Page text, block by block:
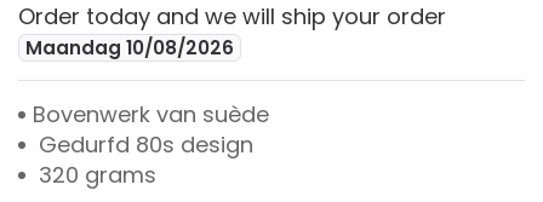
Order today and we will ship your order
Maandag 10/08/2026
Bovenwerk van suède
Gedurfd 80s design
320 grams